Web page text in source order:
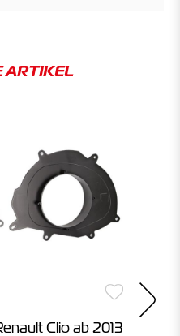
ARTIKEL
Clio ab 2013